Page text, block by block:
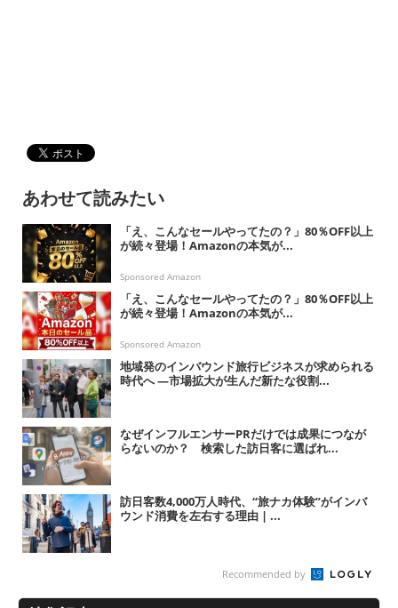
あわせて読みたい
「え、こんなセールやってたの？」80％OFF以上
が続々登場！Amazonの本気が...
Sponsored Amazon
「え、こんなセールやってたの？」80％OFF以上
が続々登場！Amazonの本気が...
Sponsored Amazon
地域発のインバウンド旅行ビジネスが求められる
時代へ ―市場拡大が生んだ新たな役割...
なぜインフルエンサーPRだけでは成果につなが
らないのか？ 検索した訪日客に選ばれ...
訪日客数4,000万人時代、“旅ナカ体験”がインバ
ウンド消費を左右する理由 | ...
Recommended by